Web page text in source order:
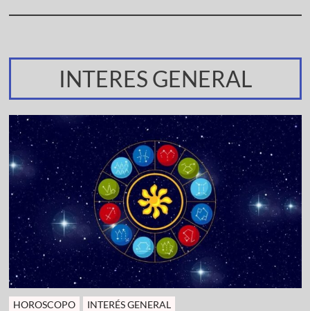
INTERES GENERAL
HOROSCOPO INTERÉS GENERAL